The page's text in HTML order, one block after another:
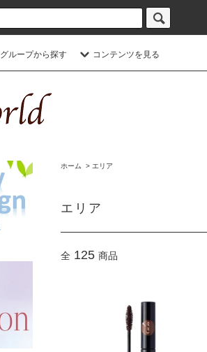
グループから探す コンテンツを見る
ホーム > エリア
エリア
全 125 商品